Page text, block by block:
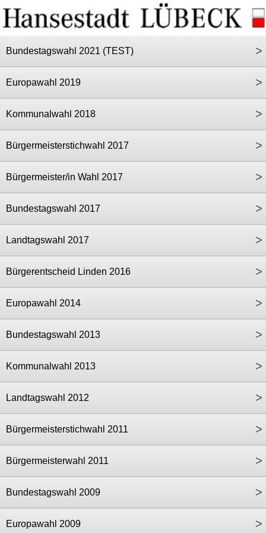
Bundestagswahl 2021 (TEST) >
Europawahl 2019 >
Kommunalwahl 2018 >
Bürgermeisterstichwahl 2017 >
Bürgermeister/in Wahl 2017 >
Bundestagswahl 2017 >
Landtagswahl 2017 >
Bürgerentscheid Linden 2016 >
Europawahl 2014 >
Bundestagswahl 2013 >
Kommunalwahl 2013 >
Landtagswahl 2012 >
Bürgermeisterstichwahl 2011 >
Bürgermeisterwahl 2011 >
Bundestagswahl 2009 >
Europawahl 2009 >